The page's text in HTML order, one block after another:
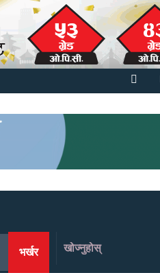
भर्खर